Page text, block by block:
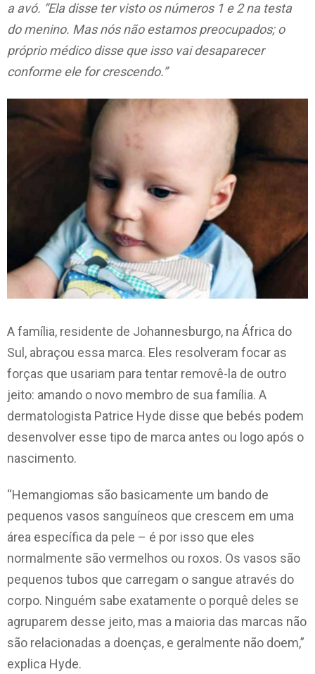
a avó. “Ela disse ter visto os números 1 e 2 na testa
do menino. Mas nós não estamos preocupados; o
próprio médico disse que isso vai desaparecer
conforme ele for crescendo.”
A família, residente de Johannesburgo, na África do
Sul, abraçou essa marca. Eles resolveram focar as
forças que usariam para tentar removê-la de outro
jeito: amando o novo membro de sua família. A
dermatologista Patrice Hyde disse que bebés podem
desenvolver esse tipo de marca antes ou logo após o
nascimento.
“Hemangiomas são basicamente um bando de
pequenos vasos sanguíneos que crescem em uma
área específica da pele – é por isso que eles
normalmente são vermelhos ou roxos. Os vasos são
pequenos tubos que carregam o sangue através do
corpo. Ninguém sabe exatamente o porquê deles se
agruparem desse jeito, mas a maioria das marcas não
são relacionadas a doenças, e geralmente não doem,”
explica Hyde.